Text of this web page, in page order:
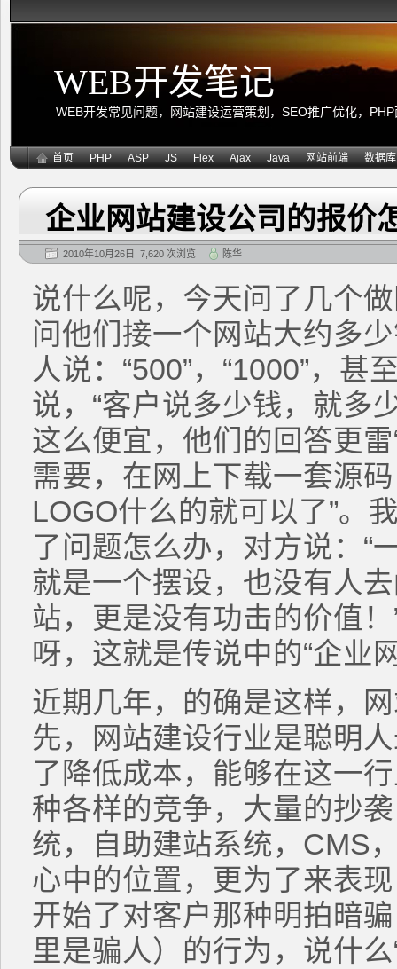
WEB开发笔记
WEB开发常见问题，网站建设运营策划，SEO推广优化，
首页 PHP ASP JS Flex Ajax Java 网站前端 数据库
企业网站建设公司的报价
2010年10月26日 7,620 次浏览 陈华
说什么呢，今天问了几个
问他们接一个网站大约多
人说：“500”，“1000”，
说，“客户说多少钱，就
这么便宜，他们的回答更
需要，在网上下载一套源
LOGO什么的就可以了”。
了问题怎么办，对方说：“
就是一个摆设，也没有人
站，更是没有功击的价值
呀，这就是传说中的“企业
近期几年，的确是这样，
先，网站建设行业是聪明
了降低成本，能够在这一
种各样的竞争，大量的抄
统，自助建站系统，CMS
心中的位置，更为了来表
开始了对客户那种明拍暗
里是骗人）的行为，说什么